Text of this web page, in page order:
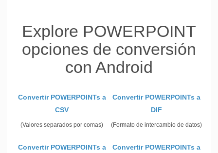
Explore POWERPOINT
opciones de conversión
con Android
Convertir POWERPOINTs a
CSV
(Valores separados por comas)
Convertir POWERPOINTs a
DIF
(Formato de intercambio de datos)
Convertir POWERPOINTs a
Convertir POWERPOINTs a